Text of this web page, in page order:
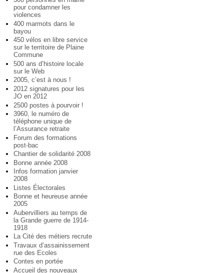
pour condamner les
violences
400 marmots dans le
bayou
450 vélos en libre service
sur le territoire de Plaine
Commune
500 ans d’histoire locale
sur le Web
2005, c’est à nous !
2012 signatures pour les
JO en 2012
2500 postes à pourvoir !
3960, le numéro de
téléphone unique de
l’Assurance retraite
Forum des formations
post-bac
Chantier de solidarité 2008
Bonne année 2008
Infos formation janvier
2008
Listes Électorales
Bonne et heureuse année
2005
Aubervilliers au temps de
la Grande guerre de 1914-
1918
La Cité des métiers recrute
Travaux d’assainissement
rue des Ecoles
Contes en portée
Accueil des nouveaux